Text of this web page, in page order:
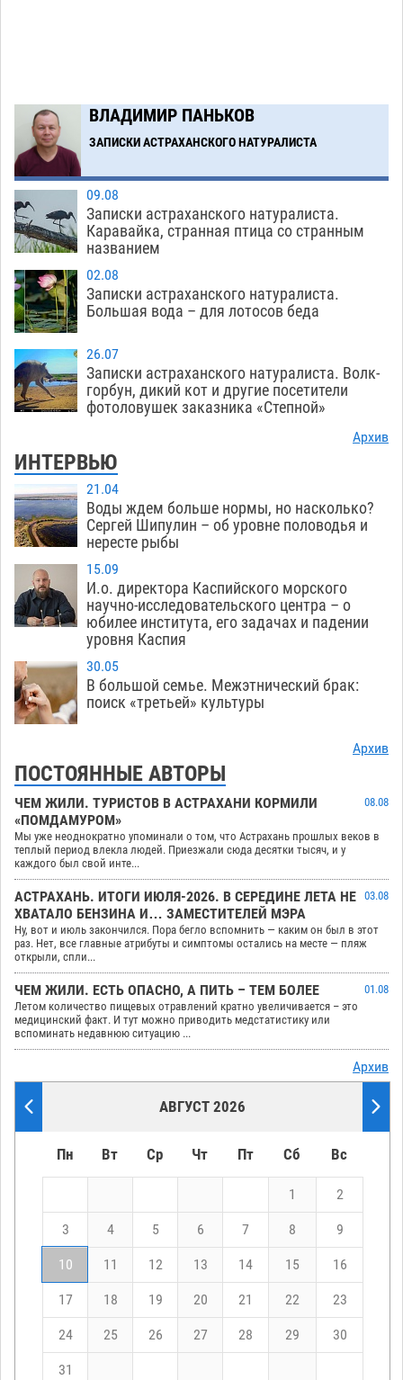
ВЛАДИМИР ПАНЬКОВ
ЗАПИСКИ АСТРАХАНСКОГО НАТУРАЛИСТА
09.08
Записки астраханского натуралиста.
Каравайка, странная птица со странным
названием
02.08
Записки астраханского натуралиста.
Большая вода – для лотосов беда
26.07
Записки астраханского натуралиста. Волк-
горбун, дикий кот и другие посетители
фотоловушек заказника «Степной»
Архив
ИНТЕРВЬЮ
21.04
Воды ждем больше нормы, но насколько?
Сергей Шипулин – об уровне половодья и
нересте рыбы
15.09
И.о. директора Каспийского морского
научно-исследовательского центра – о
юбилее института, его задачах и падении
уровня Каспия
30.05
В большой семье. Межэтнический брак:
поиск «третьей» культуры
Архив
ПОСТОЯННЫЕ АВТОРЫ
ЧЕМ ЖИЛИ. ТУРИСТОВ В АСТРАХАНИ КОРМИЛИ
«ПОМДАМУРОМ»
08.08
Мы уже неоднократно упоминали о том, что Астрахань прошлых веков в
теплый период влекла людей. Приезжали сюда десятки тысяч, и у
каждого был свой инте...
АСТРАХАНЬ. ИТОГИ ИЮЛЯ-2026. В СЕРЕДИНЕ ЛЕТА НЕ
ХВАТАЛО БЕНЗИНА И… ЗАМЕСТИТЕЛЕЙ МЭРА
03.08
Ну, вот и июль закончился. Пора бегло вспомнить — каким он был в этот
раз. Нет, все главные атрибуты и симптомы остались на месте — пляж
открыли, спли...
ЧЕМ ЖИЛИ. ЕСТЬ ОПАСНО, А ПИТЬ – ТЕМ БОЛЕЕ
01.08
Летом количество пищевых отравлений кратно увеличивается – это
медицинский факт. И тут можно приводить медстатистику или
вспоминать недавнюю ситуацию ...
Архив
АВГУСТ 2026
Пн Вт Ср Чт Пт Сб Вс
1 2
3 4 5 6 7 8 9
10 11 12 13 14 15 16
17 18 19 20 21 22 23
24 25 26 27 28 29 30
31